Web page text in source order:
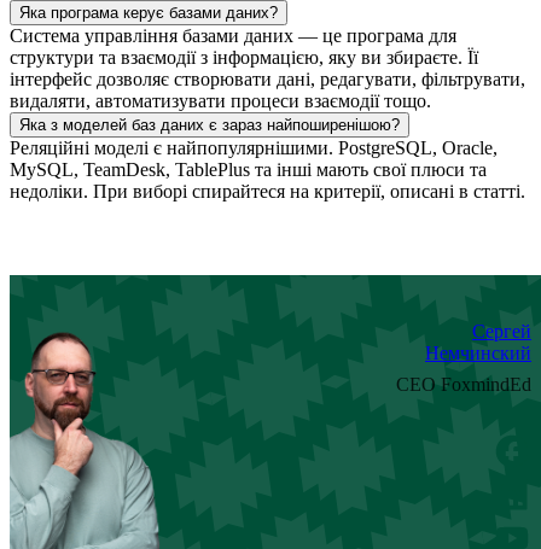
Яка програма керує базами даних?
Система управління базами даних — це програма для
структури та взаємодії з інформацією, яку ви збираєте. Її
інтерфейс дозволяє створювати дані, редагувати, фільтрувати,
видаляти, автоматизувати процеси взаємодії тощо.
Яка з моделей баз даних є зараз найпоширенішою?
Реляційні моделі є найпопулярнішими. PostgreSQL, Oracle,
MySQL, TeamDesk, TablePlus та інші мають свої плюси та
недоліки. При виборі спирайтеся на критерії, описані в статті.
Сергей
Немчинский
CEO FoxmindEd